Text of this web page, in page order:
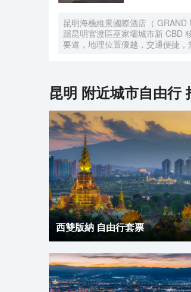
昆明海樵維景國際酒店（ GRAND
踞昆明官渡區巫家壩城市新 CBD
要道，地理位置優越，交通便捷
度為昆明呈現一座集建築藝術與高
居停目的地。
昆明 附近城市自由行
西雙版納 自由行套票